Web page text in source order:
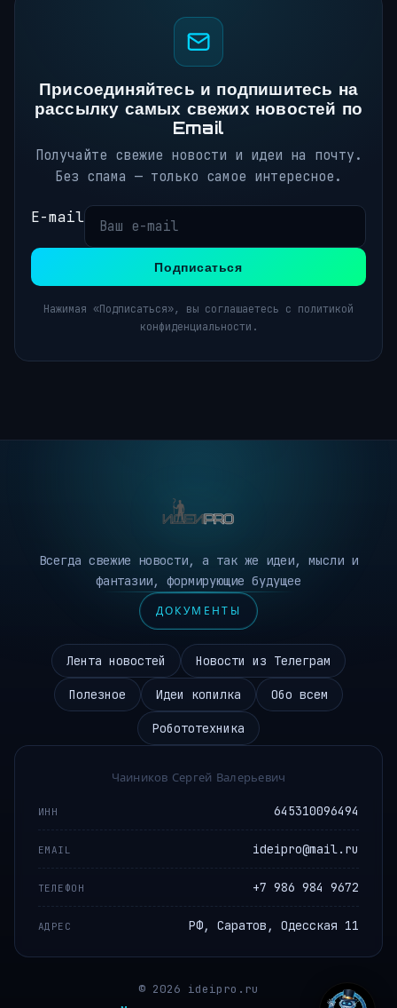
Присоединяйтесь и подпишитесь на
рассылку самых свежих новостей по
Email
Получайте свежие новости и идеи на почту.
Без спама — только самое интересное.
E-mail
Подписаться
Нажимая «Подписаться», вы соглашаетесь с политикой
конфиденциальности.
Всегда свежие новости, а так же идеи, мысли и
фантазии, формирующие будущее
ДОКУМЕНТЫ
Лента новостей Новости из Телеграм
Полезное Идеи копилка Обо всем
Робототехника
Чаиников Сергей Валерьевич
ИНН 645310096494
EMAIL ideipro@mail.ru
ТЕЛЕФОН +7 986 984 9672
АДРЕС РФ, Саратов, Одесская 11
© 2026 ideipro.ru